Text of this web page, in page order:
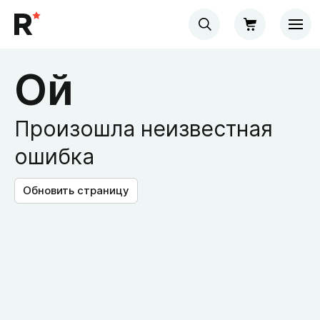
Ой
Произошла неизвестная
ошибка
Обновить страницу